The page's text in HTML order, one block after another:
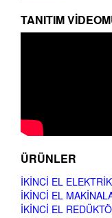
TANITIM
ÜRÜNLER
İKINCI EL
İKINCI EL
İKINCI EL